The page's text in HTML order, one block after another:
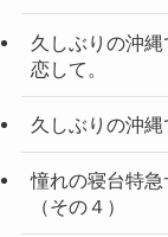
久しぶりの沖
恋して。
久しぶりの沖縄
憧れの寝台特
（その４）